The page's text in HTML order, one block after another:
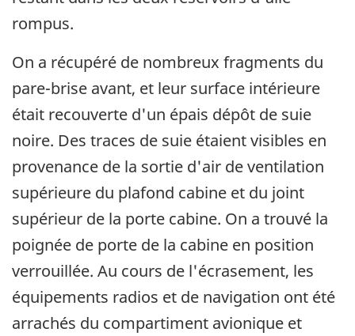
rompus.
On a récupéré de nombreux fragments du
pare-brise avant, et leur surface intérieure
était recouverte d'un épais dépôt de suie
noire. Des traces de suie étaient visibles en
provenance de la sortie d'air de ventilation
supérieure du plafond cabine et du joint
supérieur de la porte cabine. On a trouvé la
poignée de porte de la cabine en position
verrouillée. Au cours de l'écrasement, les
équipements radios et de navigation ont été
arrachés du compartiment avionique et